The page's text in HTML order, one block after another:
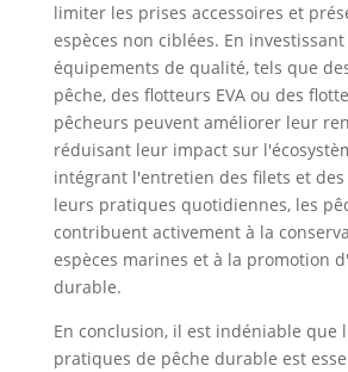
limiter les prises accessoires et
espèces non ciblées. En
équipements de qualité, tels que
pêche, des flotteurs EVA ou des
pêcheurs peuvent améliorer leur
réduisant leur impact sur
intégrant l'entretien des filets et des
leurs pratiques quotidiennes, les
contribuent activement à la
espèces marines et à la promotion
durable.
En conclusion, il est indéniable que
pratiques de pêche durable est